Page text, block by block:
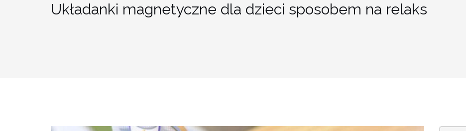
Układanki magnetyczne dla dzieci sposobem na relaks